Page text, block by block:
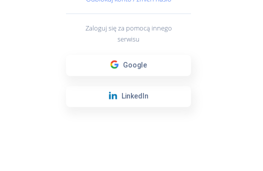
Zaloguj się za pomocą innego
serwisu
Google
LinkedIn